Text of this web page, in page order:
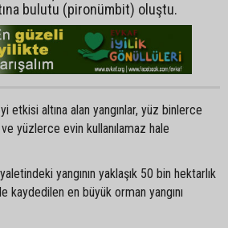
bulutu (pironümbit) oluştu.
etkisi altına alan yangınlar, yüz binlerce
yüzlerce evin kullanılamaz hale
yangının yaklaşık 50 bin hektarlık
kaydedilen en büyük orman yangını